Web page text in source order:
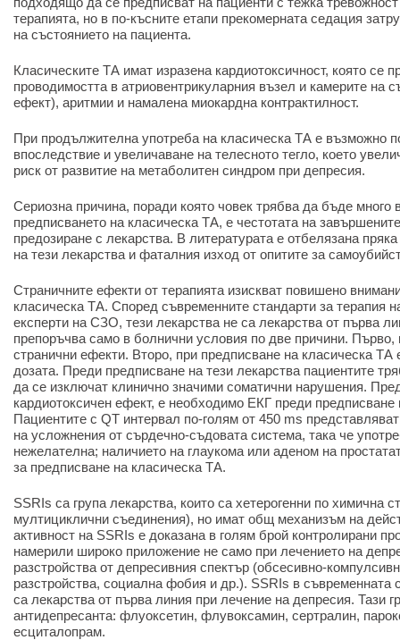
терапията, но в по-късните етапи прекомерната седация
на състоянието на пациента.
Класическите ТА имат изразена кардиотоксичност, която се
проводимостта в атриовентрикуларния възел и камерите на
ефект), аритмии и намалена миокардна контрактилност.
При продължителна употреба на класическа ТА е възможно
впоследствие и увеличаване на телесното тегло, което
риск от развитие на метаболитен синдром при депресия.
Сериозна причина, поради която човек трябва да бъде много
предписването на класическа ТА, е честотата на
предозиране с лекарства. В литературата е отбелязана
на тези лекарства и фаталния изход от опитите за
Страничните ефекти от терапията изискват повишено
класическа ТА. Според съвременните стандарти за терапия
експерти на СЗО, тези лекарства не са лекарства от първа
препоръчва само в болнични условия по две причини. Първо,
странични ефекти. Второ, при предписване на класическа ТА
дозата. Преди предписване на тези лекарства пациентите
да се изключат клинично значими соматични нарушения.
кардиотоксичен ефект, е необходимо ЕКГ преди предписване
Пациентите с QT интервал по-голям от 450 ms
на усложнения от сърдечно-съдовата система, така че
нежелателна; наличието на глаукома или аденом на
за предписване на класическа ТА.
SSRIs са група лекарства, които са хетерогенни по химична
мултициклични съединения), но имат общ механизъм на
активност на SSRIs е доказана в голям брой контролирани
намерили широко приложение не само при лечението на
разстройства от депресивния спектър (обсесивно-
разстройства, социална фобия и др.). SSRIs в съвременната
са лекарства от първа линия при лечение на депресия. Тази
антидепресанта: флуоксетин, флувоксамин, сертралин,
есциталопрам.